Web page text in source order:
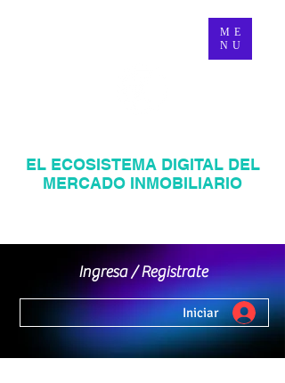
ME
NU
Ingresa / Registrate
Iniciar
EL ECOSISTEMA DIGITAL DEL
MERCADO INMOBILIARIO